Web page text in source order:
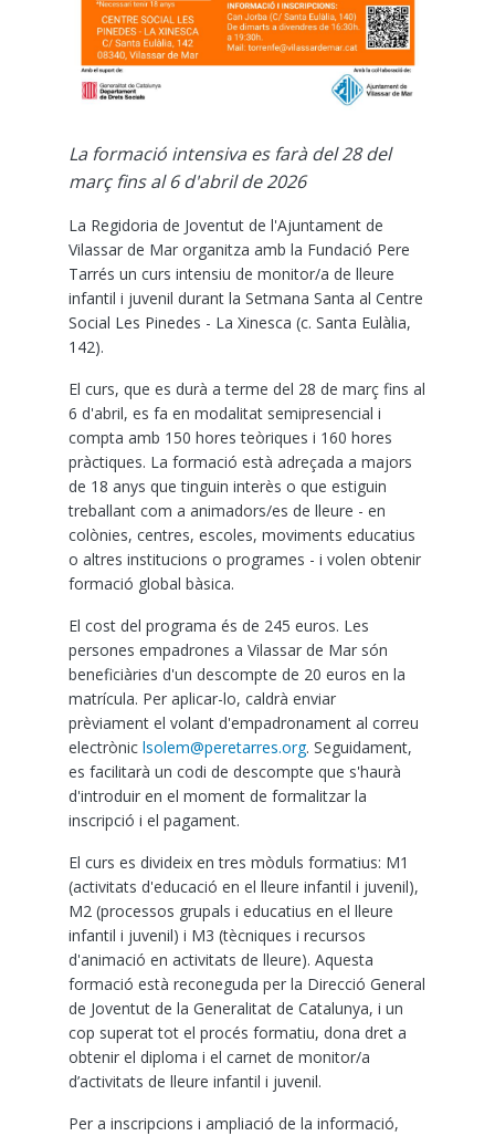
La formació intensiva es farà del 28 del
març fins al 6 d'abril de 2026
La Regidoria de Joventut de l'Ajuntament de
Vilassar de Mar organitza amb la Fundació Pere
Tarrés un curs intensiu de monitor/a de lleure
infantil i juvenil durant la Setmana Santa al Centre
Social Les Pinedes - La Xinesca (c. Santa Eulàlia,
142).
El curs, que es durà a terme del 28 de març fins al
6 d'abril, es fa en modalitat semipresencial i
compta amb 150 hores teòriques i 160 hores
pràctiques. La formació està adreçada a majors
de 18 anys que tinguin interès o que estiguin
treballant com a animadors/es de lleure - en
colònies, centres, escoles, moviments educatius
o altres institucions o programes - i volen obtenir
formació global bàsica.
El cost del programa és de 245 euros. Les
persones empadrones a Vilassar de Mar són
beneficiàries d'un descompte de 20 euros en la
matrícula. Per aplicar-lo, caldrà enviar
prèviament el volant d'empadronament al correu
electrònic lsolem@peretarres.org. Seguidament,
es facilitarà un codi de descompte que s'haurà
d'introduir en el moment de formalitzar la
inscripció i el pagament.
El curs es divideix en tres mòduls formatius: M1
(activitats d'educació en el lleure infantil i juvenil),
M2 (processos grupals i educatius en el lleure
infantil i juvenil) i M3 (tècniques i recursos
d'animació en activitats de lleure). Aquesta
formació està reconeguda per la Direcció General
de Joventut de la Generalitat de Catalunya, i un
cop superat tot el procés formatiu, dona dret a
obtenir el diploma i el carnet de monitor/a
d’activitats de lleure infantil i juvenil.
Per a inscripcions i ampliació de la informació,